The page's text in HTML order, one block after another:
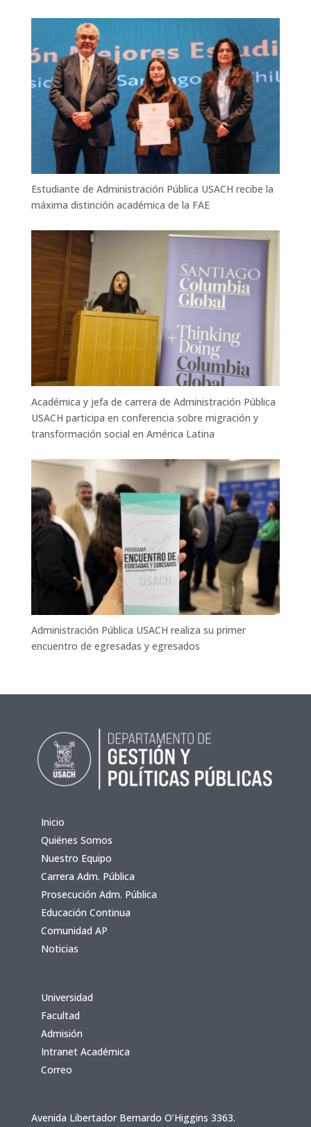
Estudiante de Administración Pública USACH recibe la
máxima distinción académica de la FAE
Académica y jefa de carrera de Administración Pública
USACH participa en conferencia sobre migración y
transformación social en América Latina
Administración Pública USACH realiza su primer
encuentro de egresadas y egresados
Inicio
Quiénes Somos
Nuestro Equipo
Carrera Adm. Pública
Prosecución Adm. Pública
Educación Continua
Comunidad AP
Noticias
Universidad
Facultad
Admisión
Intranet Académica
Correo
Avenida Libertador Bernardo O’Higgins 3363.